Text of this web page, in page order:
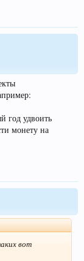
год удвоить
монету на
вот